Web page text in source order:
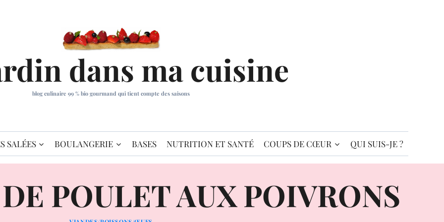
dans ma cuisine
blog culinaire 99 % bio gourmand qui tient compte des saisons
SALÉES BOULANGERIE BASES NUTRITION ET SANTÉ COUPS DE CŒUR QUI SUIS-JE ?
POULET AUX POIVRONS